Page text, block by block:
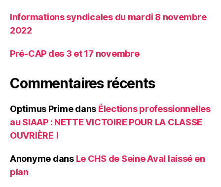
Informations syndicales du mardi 8 novembre
2022
Pré-CAP des 3 et 17 novembre
Commentaires récents
Optimus Primedans Élections professionnelles
au SIAAP : NETTE VICTOIRE POUR LA CLASSE
OUVRIÈRE !
Anonyme dans Le CHS de Seine Aval laissé en
plan